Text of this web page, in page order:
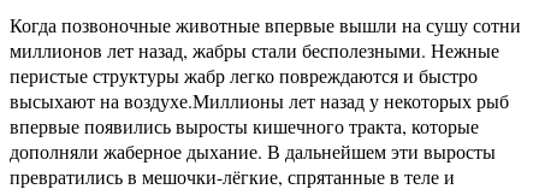
Когда позвоночные животные впервые вышли на сушу сотни
миллионов лет назад, жабры стали бесполезными. Нежные
перистые структуры жабр легко повреждаются и быстро
высыхают на воздухе.Миллионы лет назад у некоторых рыб
впервые появились выросты кишечного тракта, которые
дополняли жаберное дыхание. В дальнейшем эти выросты
превратились в мешочки-лёгкие, спрятанные в теле и